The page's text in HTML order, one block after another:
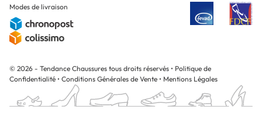
Modes de livraison
© 2026 - Tendance Chaussures tous droits réservés • Politique de
Confidentialité • Conditions Générales de Vente • Mentions Légales